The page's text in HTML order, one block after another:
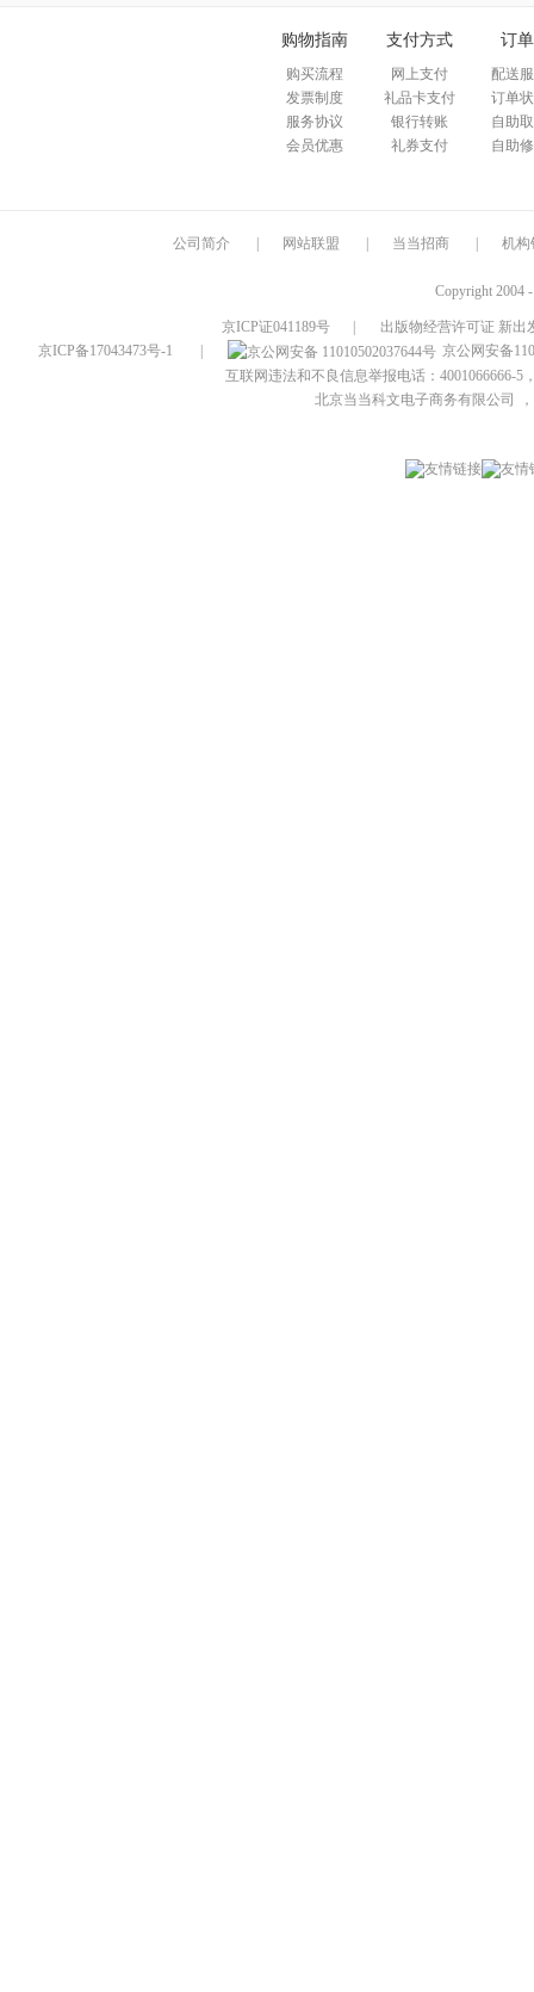
购物指南
购买流程
发票制度
服务协议
会员优惠
支付方式
网上支付
礼品卡支付
银行转账
礼券支付
订
配送
订单
自助
自助
公司简介 网站联盟 当当招商 机构
Copyright 2004
京ICP证041189号
出版物经营许可证 新出
京ICP备17043473号-1
京公网安备
互联网违法和不良信息举报电话：4001066666-5
北京当当科文电子商务有限公司